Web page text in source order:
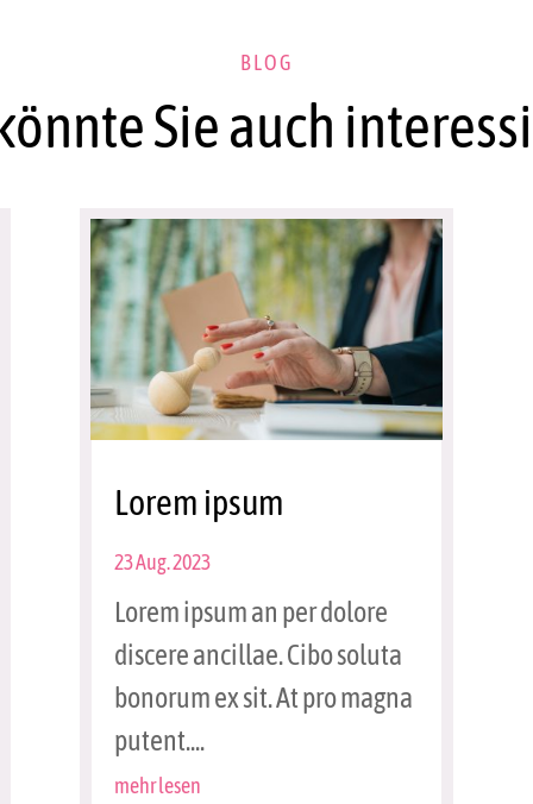
BLOG
Sie auch
Lorem ipsum
23 Aug. 2023
Lorem ipsum an per dolore
discere ancillae. Cibo soluta
bonorum ex sit. At pro magna
putent....
mehr lesen